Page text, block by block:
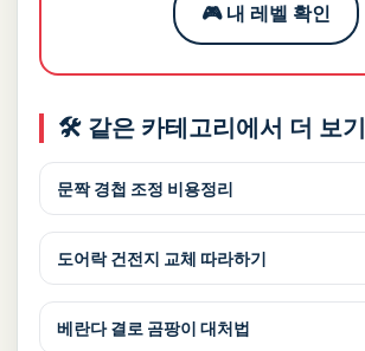
🎮 내 레벨 확인
🛠️ 같은 카테고리에서 더 보기
문짝 경첩 조정 비용정리
도어락 건전지 교체 따라하기
베란다 결로 곰팡이 대처법